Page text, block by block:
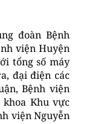
đoàn Bệnh
viện Huyện
tổng số máy
đại điện các
Bệnh viện
Khu vực
viện Nguyễn